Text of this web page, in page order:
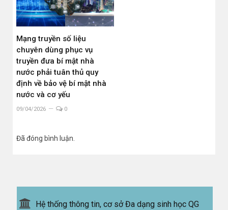
Mạng truyền số liệu
chuyên dùng phục vụ
truyền đưa bí mật nhà
nước phải tuân thủ quy
định về bảo vệ bí mật nhà
nước và cơ yếu
09/04/2026 0
Đã đóng bình luận.
Hệ thống thông tin, cơ sở Đa dạng sinh học QG